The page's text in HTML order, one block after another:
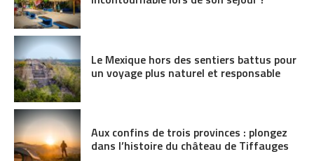
Le Mexique hors des sentiers battus pour
un voyage plus naturel et responsable
Aux confins de trois provinces : plongez
dans l’histoire du château de Tiffauges